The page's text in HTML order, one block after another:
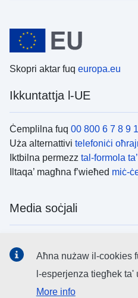
Skopri aktar fuq europa.eu
Ikkuntattja l-UE
Ċemplilna fuq 00 800 6 7 8 9
Uża alternattivi telefoniċi
Iktbilna permezz tal-formola
Iltaqa’ magħna f’wieħed miċ-
Media soċjali
L-istituzzjonijiet u l-korpi
Aħna nużaw il-cookies
l-esperjenza tiegħek ta'
More info